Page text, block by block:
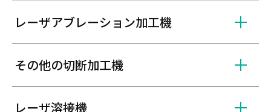
レーザアブレーション加工機
その他の切断加工機
レーザ溶接機